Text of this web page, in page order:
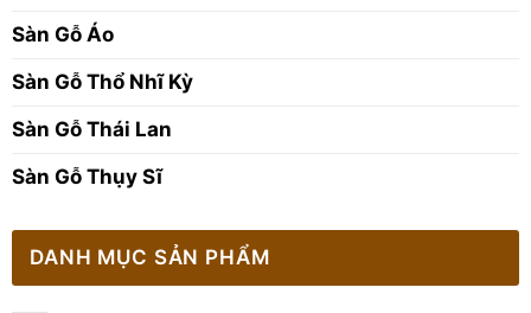
Sàn Gỗ Áo
Sàn Gỗ Thổ Nhĩ Kỳ
Sàn Gỗ Thái Lan
Sàn Gỗ Thụy Sĩ
DANH MỤC SẢN PHẨM